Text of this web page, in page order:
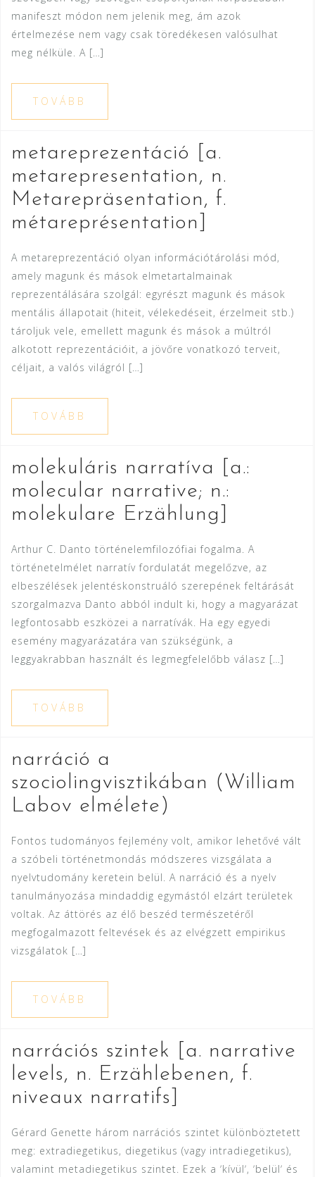
manifeszt módon nem jelenik meg, ám azok
értelmezése nem vagy csak töredékesen valósulhat
meg nélküle. A […]
TOVÁBB
metareprezentáció [a.
metarepresentation, n.
Metarepräsentation, f.
métareprésentation]
A metareprezentáció olyan információtárolási mód,
amely magunk és mások elmetartalmainak
reprezentálására szolgál: egyrészt magunk és mások
mentális állapotait (hiteit, vélekedéseit, érzelmeit stb.)
tároljuk vele, emellett magunk és mások a múltról
alkotott reprezentációit, a jövőre vonatkozó terveit,
céljait, a valós világról […]
TOVÁBB
molekuláris narratíva [a.:
molecular narrative; n.:
molekulare Erzählung]
Arthur C. Danto történelemfilozófiai fogalma. A
történetelmélet narratív fordulatát megelőzve, az
elbeszélések jelentéskonstruáló szerepének feltárását
szorgalmazva Danto abból indult ki, hogy a magyarázat
legfontosabb eszközei a narratívák. Ha egy egyedi
esemény magyarázatára van szükségünk, a
leggyakrabban használt és legmegfelelőbb válasz […]
TOVÁBB
narráció a
szociolingvisztikában (William
Labov elmélete)
Fontos tudományos fejlemény volt, amikor lehetővé vált
a szóbeli történetmondás módszeres vizsgálata a
nyelvtudomány keretein belül. A narráció és a nyelv
tanulmányozása mindaddig egymástól elzárt területek
voltak. Az áttörés az élő beszéd természetéről
megfogalmazott feltevések és az elvégzett empirikus
vizsgálatok […]
TOVÁBB
narrációs szintek [a. narrative
levels, n. Erzählebenen, f.
niveaux narratifs]
Gérard Genette három narrációs szintet különböztetett
meg: extradiegetikus, diegetikus (vagy intradiegetikus),
valamint metadiegetikus szintet. Ezek a ʼkívülʼ, ʼbelülʼ és